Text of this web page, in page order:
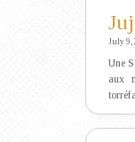
July 9,
Une
aux